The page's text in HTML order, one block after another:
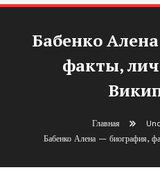
Бабенко
факты,
Главная
Бабенко Алена — биография,